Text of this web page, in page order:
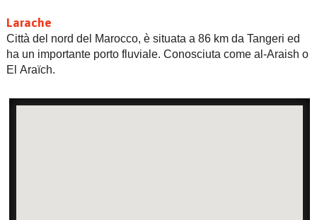
Larache
Città del nord del Marocco, è situata a 86 km da Tangeri ed
ha un importante porto fluviale. Conosciuta come al-Araish o
El Araïch.